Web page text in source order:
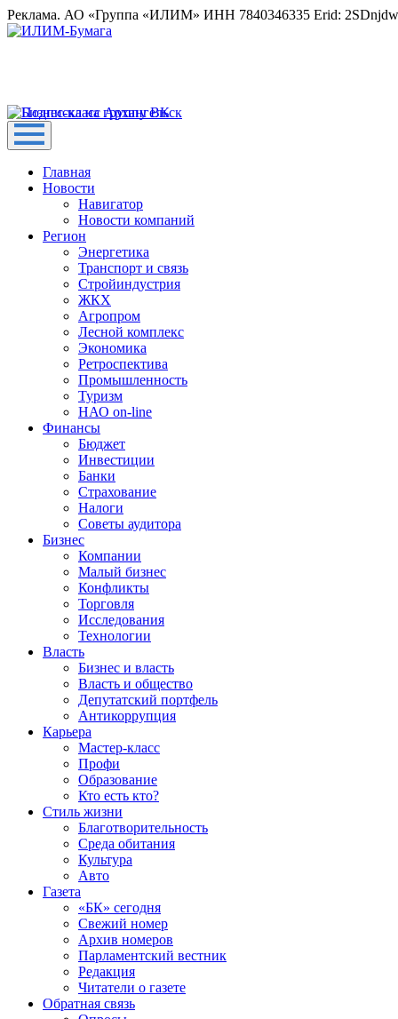
Реклама. АО «Группа «ИЛИМ» ИНН 7840346335 Erid:
Главная
Новости
Навигатор
Новости компаний
Регион
Энергетика
Транспорт и связь
Стройиндустрия
ЖКХ
Агропром
Лесной комплекс
Экономика
Ретроспектива
Промышленность
Туризм
НАО on-line
Финансы
Бюджет
Инвестиции
Банки
Страхование
Налоги
Советы аудитора
Бизнес
Компании
Малый бизнес
Конфликты
Торговля
Исследования
Технологии
Власть
Бизнес и власть
Власть и общество
Депутатский портфель
Антикоррупция
Карьера
Мастер-класс
Профи
Образование
Кто есть кто?
Стиль жизни
Благотворительность
Среда обитания
Культура
Авто
Газета
«БК» сегодня
Свежий номер
Архив номеров
Парламентский вестник
Редакция
Читатели о газете
Обратная связь